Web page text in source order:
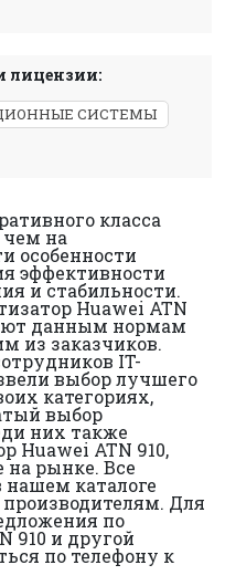
лицензии:
СИСТЕМЫ
класса
на
особенности
эффективности
и стабильности.
Huawei ATN
данным нормам
из заказчиков.
IT-
выбор лучшего
категориях,
выбор
них также
Huawei ATN 910,
на рынке. Все
каталоге
Для
по
910 и другой
по телефону к